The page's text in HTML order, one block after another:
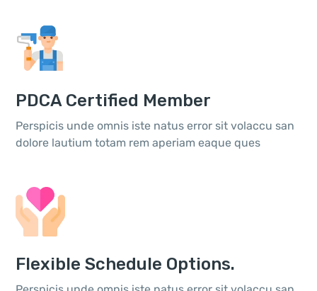
PDCA Certified Member
Perspicis unde omnis iste natus error sit volaccu san
dolore lautium totam rem aperiam eaque ques
Flexible Schedule Options.